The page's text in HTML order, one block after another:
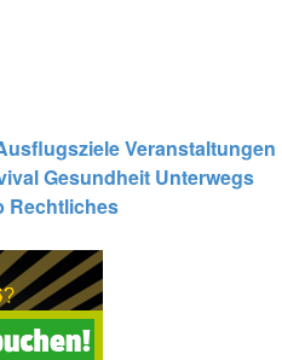
Veranstaltungen
Gesundheit Unterwegs
Rechtliches